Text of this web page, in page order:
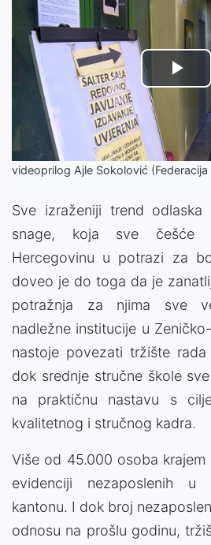
videoprilog Ajle Sokolović (Federacija
Sve izraženiji trend odlaska
snage, koja sve češće
Hercegovinu u potrazi za
doveo je do toga da je
potražnja za njima sve
nadležne institucije u
nastoje povezati tržište
dok srednje stručne škole
na praktičnu nastavu s
kvalitetnog i stručnog kadra.
Više od 45.000 osoba krajem
evidenciji nezaposlenih u
kantonu. I dok broj
odnosu na prošlu godinu,